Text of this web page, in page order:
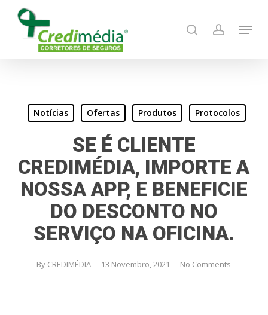
search account
Menu
Notícias Ofertas Produtos Protocolos
SE É CLIENTE
CREDIMÉDIA, IMPORTE A
NOSSA APP, E BENEFICIE
DO DESCONTO NO
SERVIÇO NA OFICINA.
By CREDIMÉDIA 13 Novembro, 2021 No Comments